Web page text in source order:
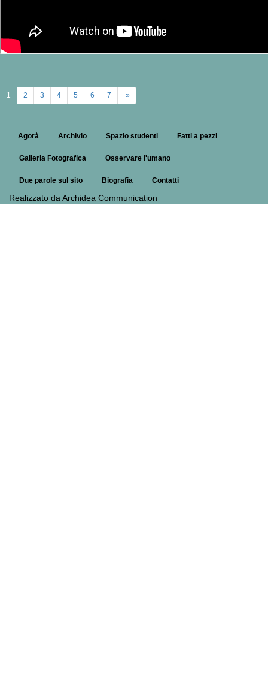
1 2 3 4 5 6 7 »
Agorà Archivio Spazio studenti Fatti a pezzi
Galleria Fotografica Osservare l'umano
Due parole sul sito Biografia Contatti
Realizzato da Archidea Communication